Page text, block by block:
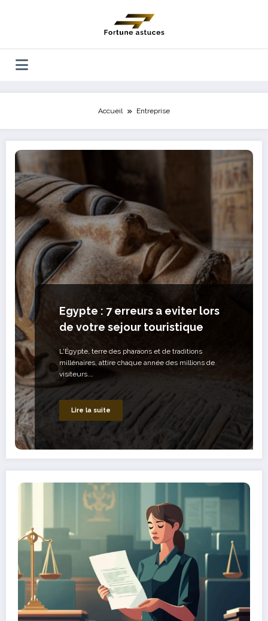
Accueil Entreprise
Egypte : 7 erreurs a eviter lors
de votre sejour touristique
L'Égypte, terre des pharaons et de traditions
millénaires, attire chaque année des millions de
visiteurs.…
Lire la suite